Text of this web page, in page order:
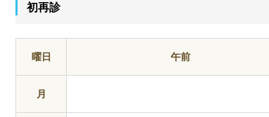
初再診
曜日 午前
月